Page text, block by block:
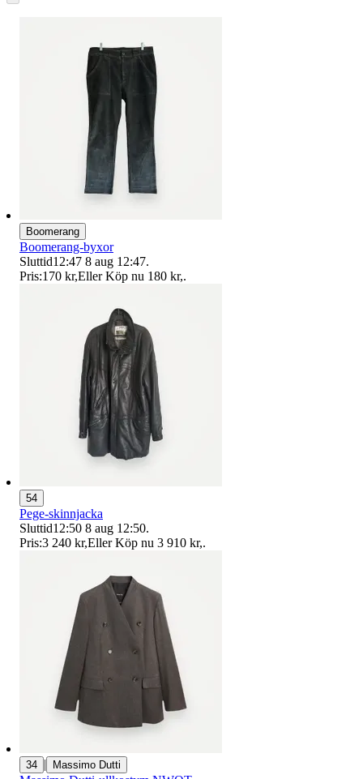
Boomerang
Boomerang-byxor
Sluttid12:47 8 aug 12:47.
Pris:170 kr,Eller Köp nu 180 kr,.
54
Pege-skinnjacka
Sluttid12:50 8 aug 12:50.
Pris:3 240 kr,Eller Köp nu 3 910 kr,.
34 | Massimo Dutti